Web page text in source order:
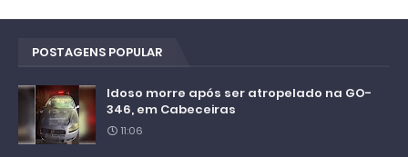
POSTAGENS POPULAR
Idoso morre após ser atropelado na GO-
346, em Cabeceiras
11:06